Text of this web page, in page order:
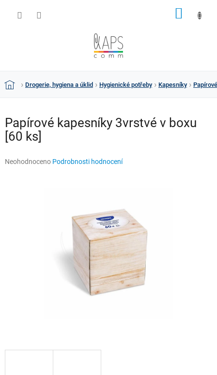
DomůDrogerie, hygiena a úklid Hygienické potřeby Kapesníky
Papírové kapesníky 3vrstvé v boxu
[60 ks]
Průměrné
Neohodnoceno Podrobnosti hodnocení